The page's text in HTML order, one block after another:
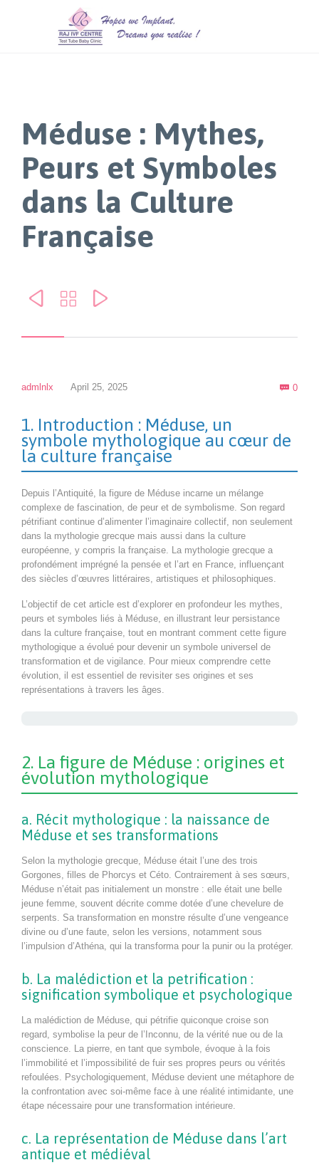
Méduse : Mythes,
Peurs et Symboles
dans la Culture
Française
  
admlnlx April 25, 2025  0
1. Introduction : Méduse, un
symbole mythologique au cœur de
la culture française
Depuis l’Antiquité, la figure de Méduse incarne un mélange
complexe de fascination, de peur et de symbolisme. Son regard
pétrifiant continue d’alimenter l’imaginaire collectif, non seulement
dans la mythologie grecque mais aussi dans la culture
européenne, y compris la française. La mythologie grecque a
profondément imprégné la pensée et l’art en France, influençant
des siècles d’œuvres littéraires, artistiques et philosophiques.
L’objectif de cet article est d’explorer en profondeur les mythes,
peurs et symboles liés à Méduse, en illustrant leur persistance
dans la culture française, tout en montrant comment cette figure
mythologique a évolué pour devenir un symbole universel de
transformation et de vigilance. Pour mieux comprendre cette
évolution, il est essentiel de revisiter ses origines et ses
représentations à travers les âges.
2. La figure de Méduse : origines et
évolution mythologique
a. Récit mythologique : la naissance de
Méduse et ses transformations
Selon la mythologie grecque, Méduse était l’une des trois
Gorgones, filles de Phorcys et Céto. Contrairement à ses sœurs,
Méduse n’était pas initialement un monstre : elle était une belle
jeune femme, souvent décrite comme dotée d’une chevelure de
serpents. Sa transformation en monstre résulte d’une vengeance
divine ou d’une faute, selon les versions, notamment sous
l’impulsion d’Athéna, qui la transforma pour la punir ou la protéger.
b. La malédiction et la petrification :
signification symbolique et psychologique
La malédiction de Méduse, qui pétrifie quiconque croise son
regard, symbolise la peur de l’Inconnu, de la vérité nue ou de la
conscience. La pierre, en tant que symbole, évoque à la fois
l’immobilité et l’impossibilité de fuir ses propres peurs ou vérités
refoulées. Psychologiquement, Méduse devient une métaphore de
la confrontation avec soi-même face à une réalité intimidante, une
étape nécessaire pour une transformation intérieure.
c. La représentation de Méduse dans l’art
antique et médiéval